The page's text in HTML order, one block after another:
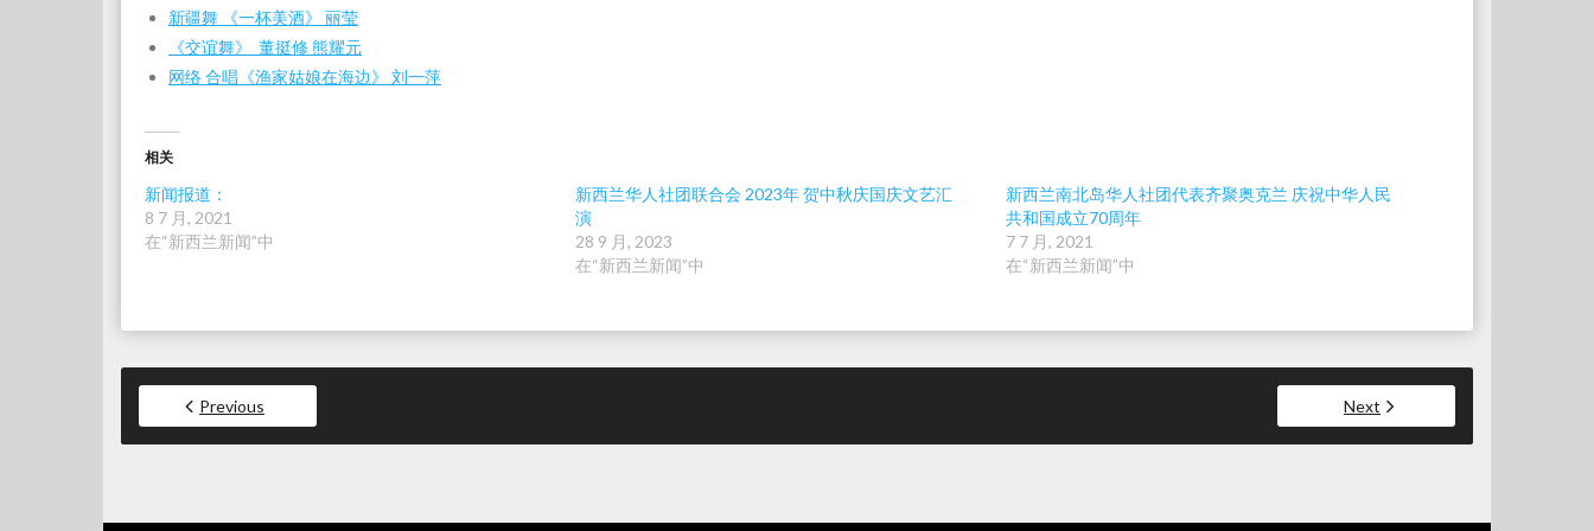
新疆舞 《一杯美酒》 丽莹
《交谊舞》 董挺修 熊耀元
网络 合唱《渔家姑娘在海边》 刘一萍
相关
新闻报道：
8 7 月, 2021
在“新西兰新闻”中
新西兰华人社团联合会 2023年 贺中秋庆国庆文艺汇
演
28 9 月, 2023
在“新西兰新闻”中
新西兰南北岛华人社团代表齐聚奥克兰 庆祝中华人民
共和国成立70周年
7 7 月, 2021
在“新西兰新闻”中
Previous Next